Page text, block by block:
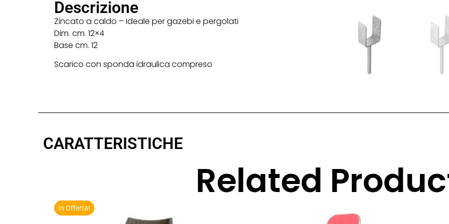
Descrizione
Zincato a caldo – Ideale per gazebi e pergolati
Dim. cm. 12×4
Base cm. 12
Scarico con sponda idraulica compreso
CARATTERISTICHE
Related
In Offerta!